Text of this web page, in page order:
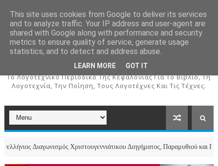
ΚΕΦΑΛΟΣ
To Λογοτεχνικό Περιοδικό Της Κεφαλονιάς Για Το Βιβλίο, Τη
Λογοτεχνία, Την Ποίηση, Τους Λογοτέχνες Και Τις Τέχνες.
Χριστουγεννιάτικου Διηγήματος, Παραμυθιού και Ποιήματος
This site uses cookies from Google to deliver its services
and to analyze traffic. Your IP address and user-agent are
shared with Google along with performance and security
metrics to ensure quality of service, generate usage
statistics, and to detect and address abuse.
LEARN MORE GOT IT